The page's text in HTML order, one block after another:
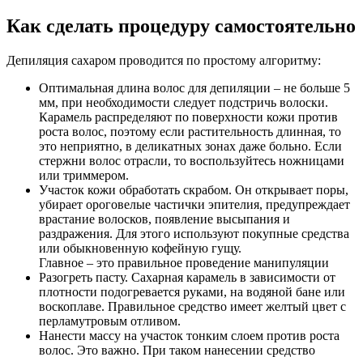
Как сделать процедуру самостоятельно
Депиляция сахаром проводится по простому алгоритму:
Оптимальная длина волос для депиляции – не больше 5
мм, при необходимости следует подстричь волоски.
Карамель распределяют по поверхности кожи против
роста волос, поэтому если растительность длинная, то
это неприятно, в деликатных зонах даже больно. Если
стержни волос отрасли, то воспользуйтесь ножницами
или триммером.
Участок кожи обработать скрабом. Он открывает поры,
убирает ороговелые частички эпителия, предупреждает
врастание волосков, появление высыпания и
раздражения. Для этого используют покупные средства
или обыкновенную кофейную гущу.
Главное – это правильное проведение манипуляции
Разогреть пасту. Сахарная карамель в зависимости от
плотности подогревается руками, на водяной бане или
воскоплаве. Правильное средство имеет желтый цвет с
перламутровым отливом.
Нанести массу на участок тонким слоем против роста
волос. Это важно. При таком нанесении средство